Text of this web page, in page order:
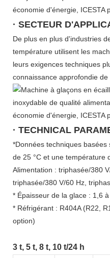
· SECTEUR
De plus en plus d'industries
température utilisent les
leurs exigences techniques
connaissance approfondie de
· TECHNICAL
*Données techniques
de 25 °C et une température
Alimentation : triphasée/380
triphasée/380 V/60 Hz,
* Épaisseur de la glace : 1,6
* Réfrigérant : R404A (R22,
option)
3 t, 5 t, 8 t, 10 t/24 h